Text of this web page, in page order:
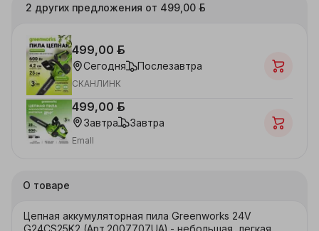
2 других предложения от 499,00 ƃ
499,00 ƃ
Сегодня Послезавтра
СКАНЛИНК
499,00 ƃ
Завтра Завтра
Emall
О товаре
Цепная аккумуляторная пила Greenworks 24V
G24CS25K2 (Арт.2007707UA) - небольшая, легкая